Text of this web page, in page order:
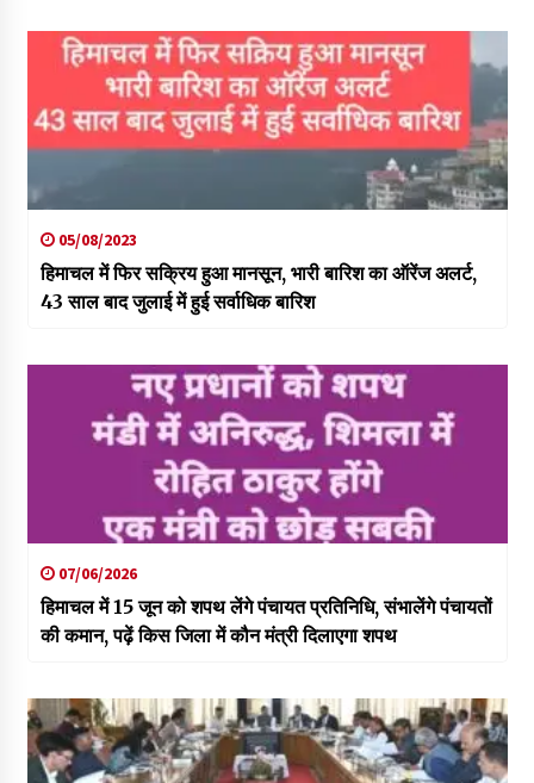
05/08/2023
हिमाचल में फिर सक्रिय हुआ मानसून, भारी बारिश का ऑरेंज अलर्ट,
43 साल बाद जुलाई में हुई सर्वाधिक बारिश
07/06/2026
हिमाचल में 15 जून को शपथ लेंगे पंचायत प्रतिनिधि, संभालेंगे पंचायतों
की कमान, पढ़ें किस जिला में कौन मंत्री दिलाएगा शपथ